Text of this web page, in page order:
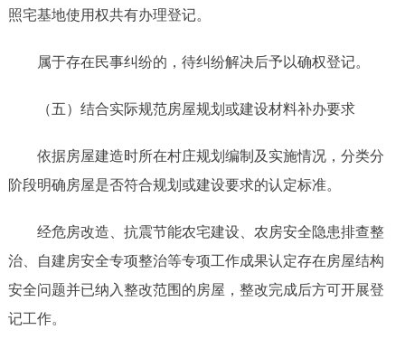
照宅基地使用权共有办理登记。
属于存在民事纠纷的，待纠纷解决后予以确权登记。
（五）结合实际规范房屋规划或建设材料补办要求
依据房屋建造时所在村庄规划编制及实施情况，分类分
阶段明确房屋是否符合规划或建设要求的认定标准。
经危房改造、抗震节能农宅建设、农房安全隐患排查整
治、自建房安全专项整治等专项工作成果认定存在房屋结构
安全问题并已纳入整改范围的房屋，整改完成后方可开展登
记工作。